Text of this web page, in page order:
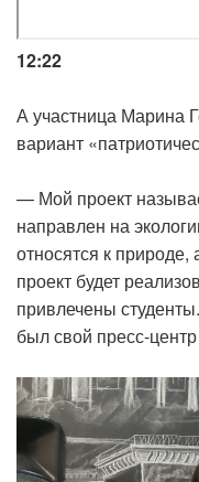
12:22
А участница Марина
вариант
— Мой проект
направлен на
относятся к природе,
проект будет
привлечены
был свой пресс-